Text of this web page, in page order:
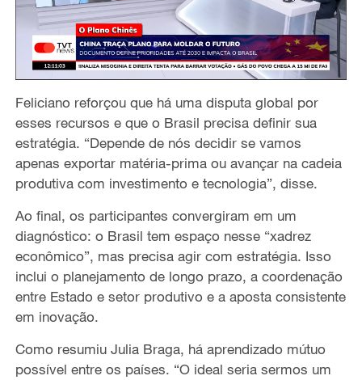
Feliciano reforçou que há uma disputa global por
esses recursos e que o Brasil precisa definir sua
estratégia. “Depende de nós decidir se vamos
apenas exportar matéria-prima ou avançar na cadeia
produtiva com investimento e tecnologia”, disse.
Ao final, os participantes convergiram em um
diagnóstico: o Brasil tem espaço nesse “xadrez
econômico”, mas precisa agir com estratégia. Isso
inclui o planejamento de longo prazo, a coordenação
entre Estado e setor produtivo e a aposta consistente
em inovação.
Como resumiu Julia Braga, há aprendizado mútuo
possível entre os países. “O ideal seria sermos um